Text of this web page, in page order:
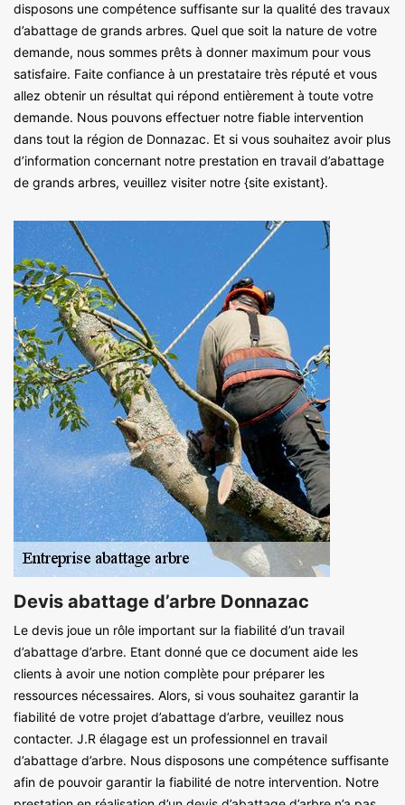
disposons une compétence suffisante sur la qualité des travaux
d’abattage de grands arbres. Quel que soit la nature de votre
demande, nous sommes prêts à donner maximum pour vous
satisfaire. Faite confiance à un prestataire très réputé et vous
allez obtenir un résultat qui répond entièrement à toute votre
demande. Nous pouvons effectuer notre fiable intervention
dans tout la région de Donnazac. Et si vous souhaitez avoir plus
d’information concernant notre prestation en travail d’abattage
de grands arbres, veuillez visiter notre {site existant}.
Devis abattage d’arbre Donnazac
Le devis joue un rôle important sur la fiabilité d’un travail
d’abattage d’arbre. Etant donné que ce document aide les
clients à avoir une notion complète pour préparer les
ressources nécessaires. Alors, si vous souhaitez garantir la
fiabilité de votre projet d’abattage d’arbre, veuillez nous
contacter. J.R élagage est un professionnel en travail
d’abattage d’arbre. Nous disposons une compétence suffisante
afin de pouvoir garantir la fiabilité de notre intervention. Notre